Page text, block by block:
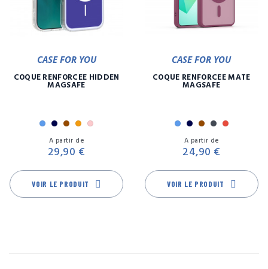
CASE FOR YOU
COQUE RENFORCÉE HIDDEN
MAGSAFE
BleuMarine
Marron
Orange
Rose
A partir de
29,90 €
VOIR LE PRODUIT
CASE FOR YOU
COQUE RENFORCÉE MATE
MAGSAFE
BleuMarine
Marron
NoirRouge
A partir de
24,90 €
VOIR LE PRODUIT